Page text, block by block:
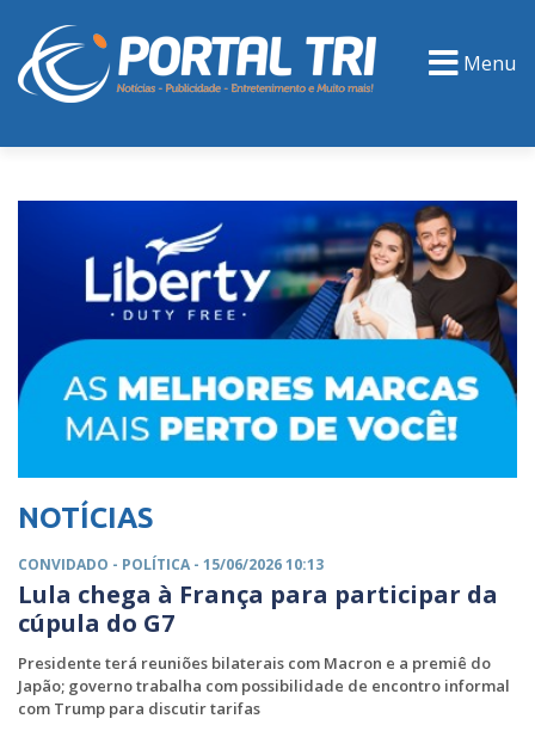
Menu
NOTÍCIAS
CONVIDADO - POLÍTICA - 15/06/2026 10:13
Lula chega à França para participar da
cúpula do G7
Presidente terá reuniões bilaterais com Macron e a premiê do
Japão; governo trabalha com possibilidade de encontro informal
com Trump para discutir tarifas